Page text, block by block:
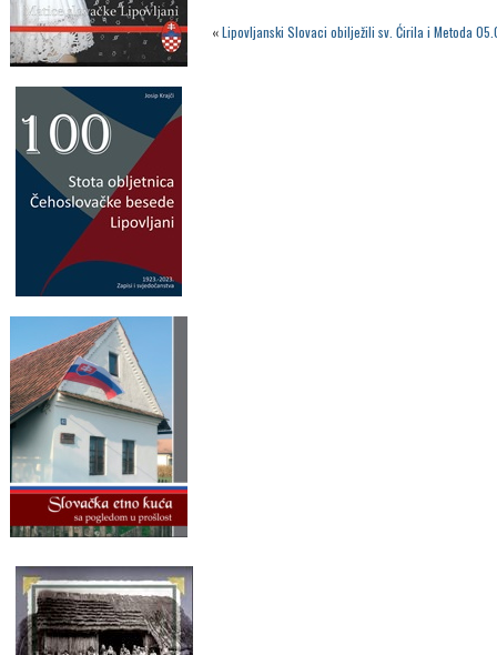
«Lipovljanski Slovaci obilježili sv. Ćirila i Metoda